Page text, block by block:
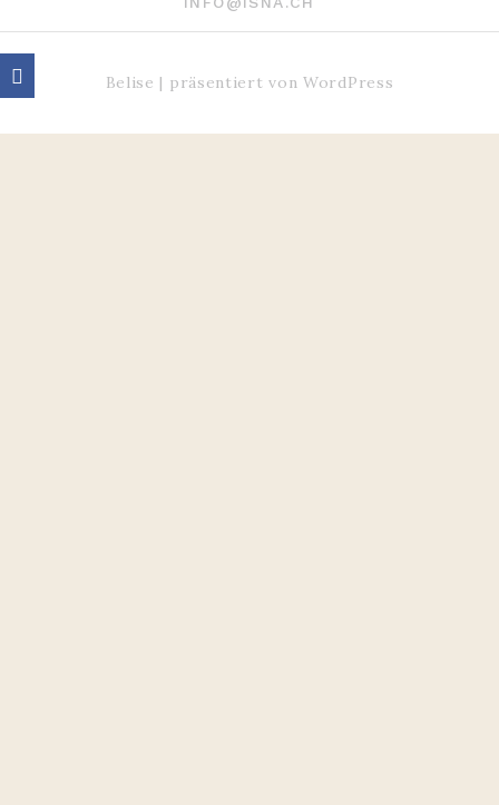
Belise | präsentiert vonWordPress